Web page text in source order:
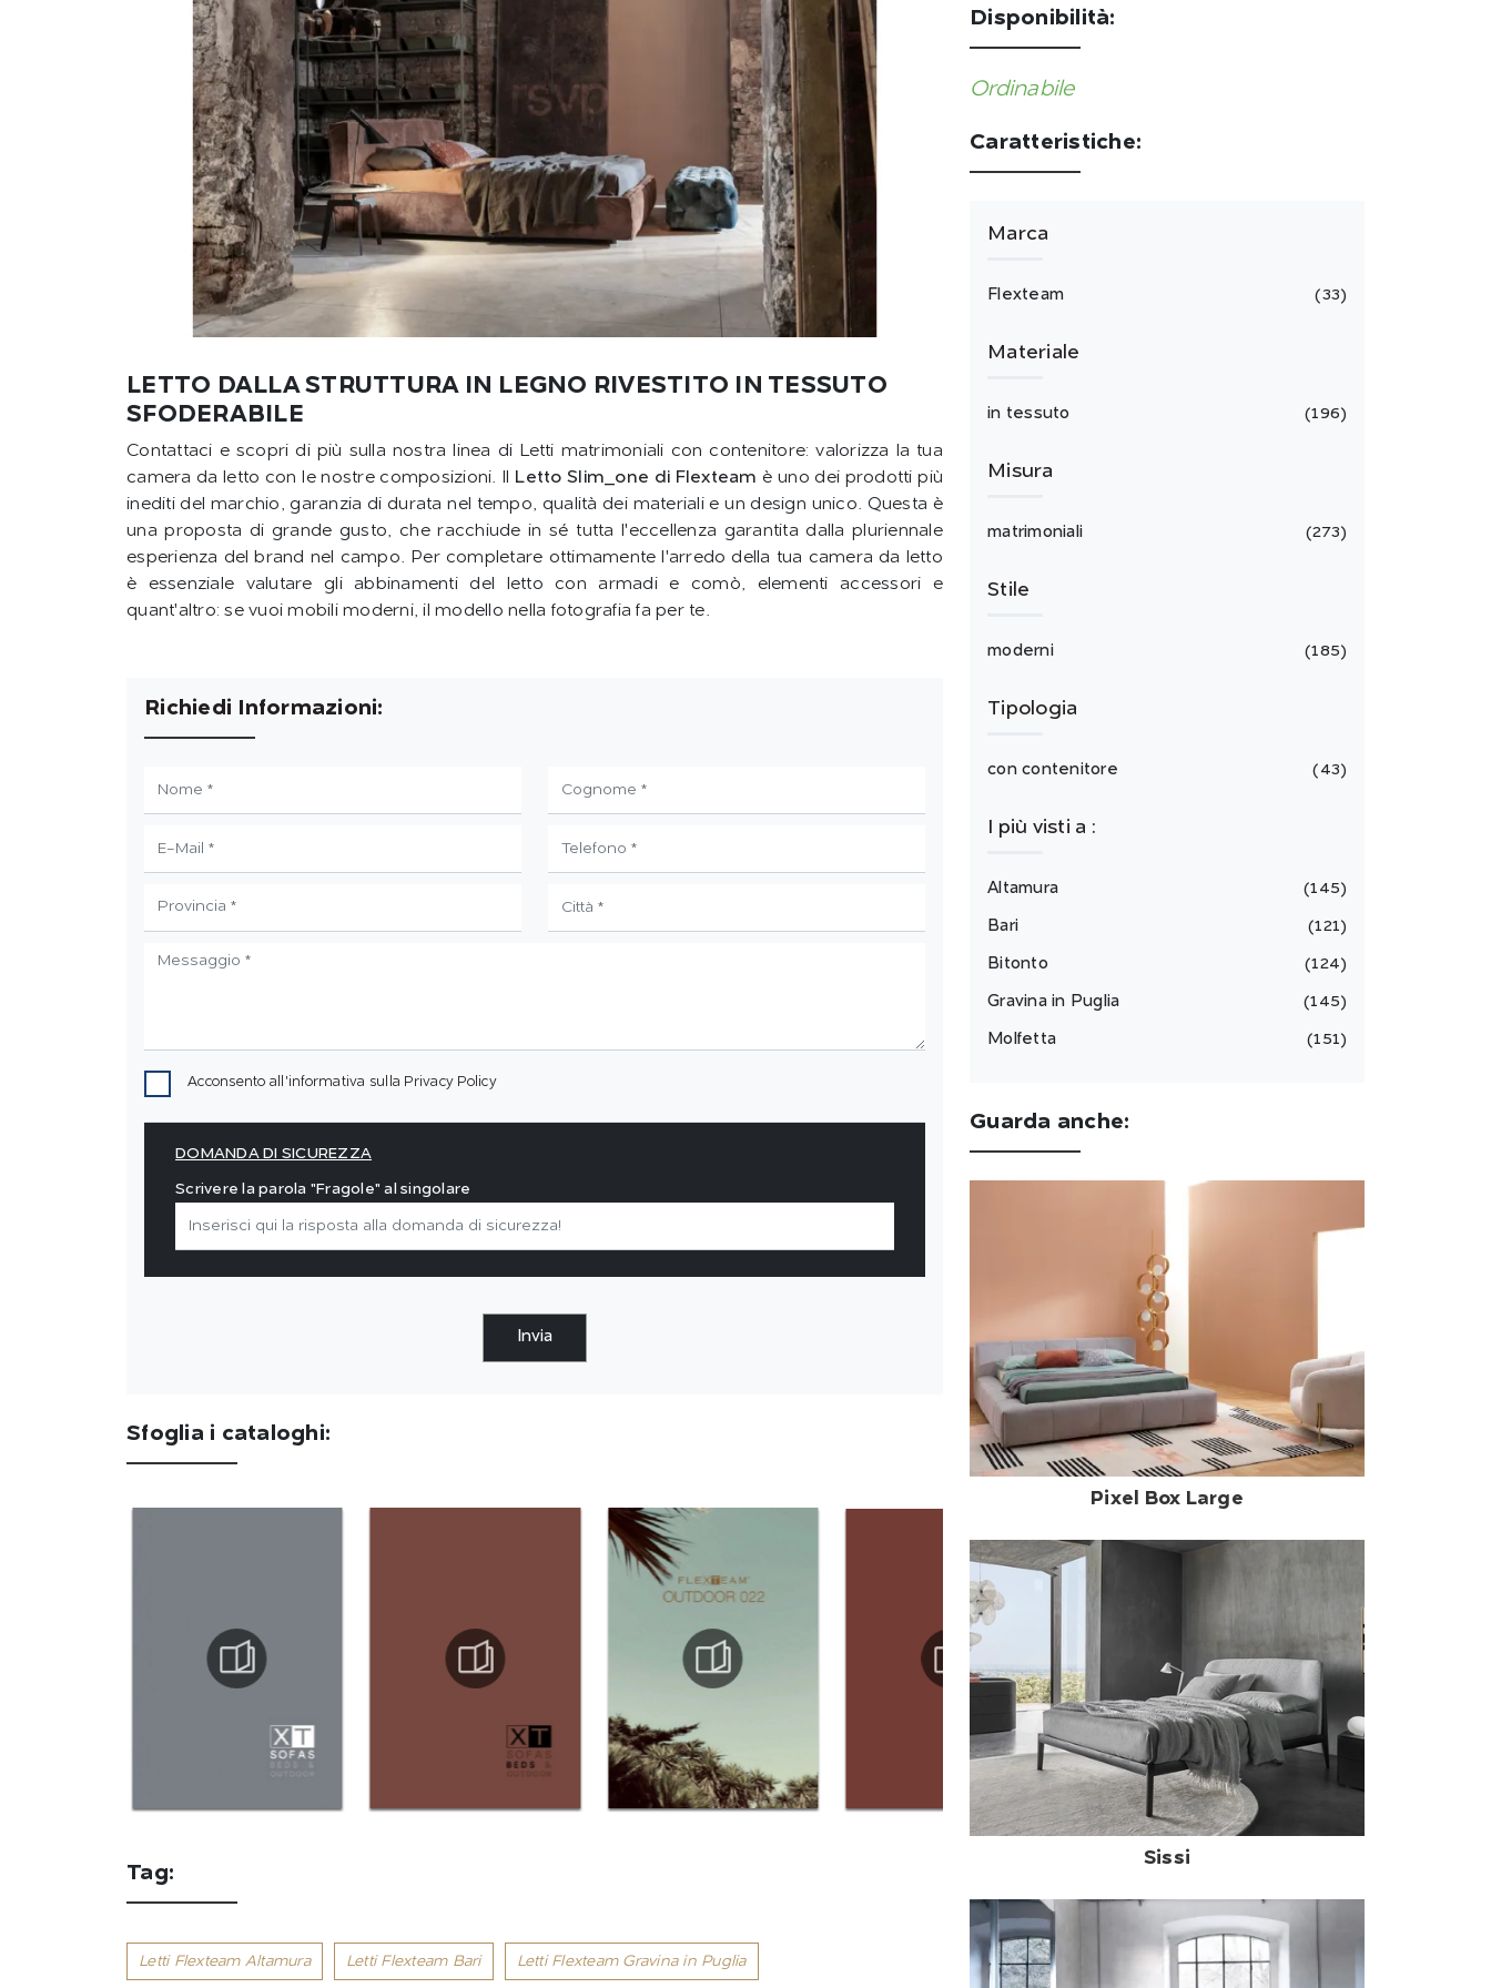
LETTO DALLA STRUTTURA IN LEGNO RIVESTITO IN TESSUTO
SFODERABILE
Contattaci e scopri di più sulla nostra linea di Letti matrimoniali con contenitore: valorizza la tua
camera da letto con le nostre composizioni. Il
Letto Slim_one di Flexteam è uno dei prodotti più
inediti del marchio, garanzia di durata nel tempo, qualità dei materiali e un design unico. Questa è
una proposta di grande gusto, che racchiude in sé tutta l'eccellenza garantita dalla pluriennale
esperienza del brand nel campo. Per completare ottimamente l'arredo della tua camera da letto
è essenziale valutare gli abbinamenti del letto con armadi e comò, elementi accessori e
quant'altro: se vuoi mobili moderni, il modello nella fotografia fa per te.
Richiedi Informazioni:
Acconsento all'informativa sulla Privacy Policy
DOMANDA DI SICUREZZA
Scrivere la parola "Fragole" al singolare
Invia
Sfoglia i cataloghi:
Tag:
Letti Flexteam Altamura Letti Flexteam Bari Letti Flexteam Gravina in Puglia
Disponibilità:
Ordinabile
Caratteristiche:
Marca
Flexteam 33
Materiale
in tessuto 196
Misura
matrimoniali 273
Stile
moderni 185
Tipologia
con contenitore 43
I più visti a :
Altamura 145
Bari 121
Bitonto 124
Gravina in Puglia 145
Molfetta 151
Guarda anche:
Pixel Box Large
Sissi